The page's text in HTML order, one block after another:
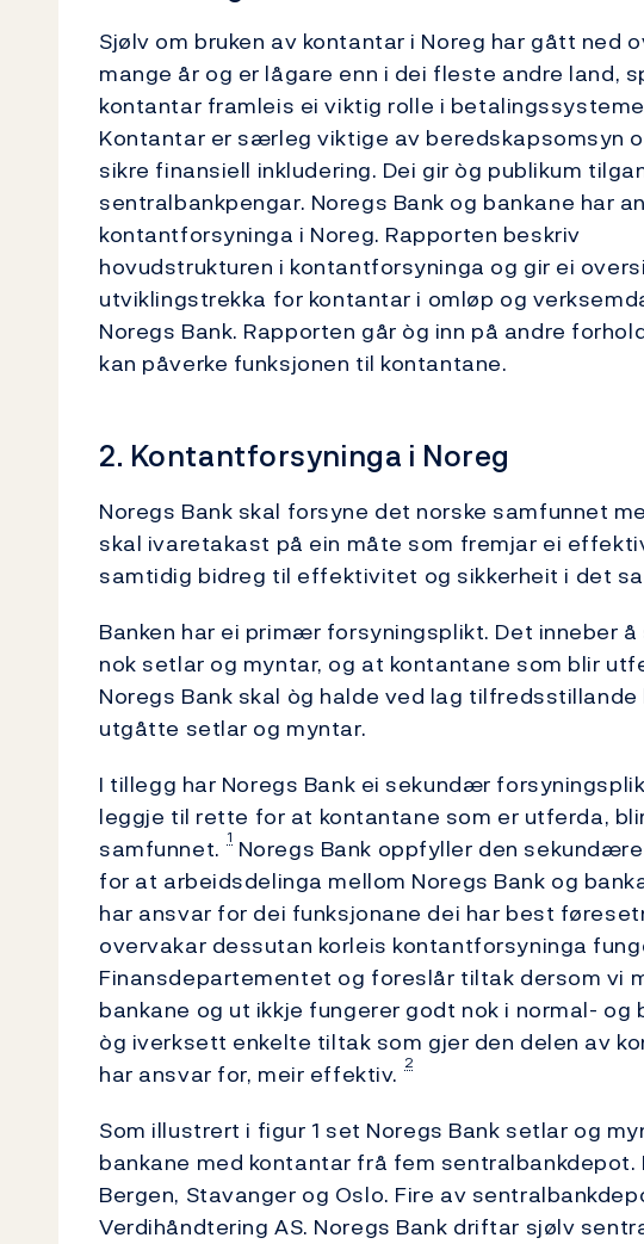
Sjølv om bruken av kontantar i Noreg har gått ned
mange år og er lågare enn i dei fleste andre land,
kontantar framleis ei viktig rolle i
Kontantar er særleg viktige av beredskapsomsyn
sikre finansiell inkludering. Dei gir òg publikum
sentralbankpengar. Noregs Bank og bankane har
kontantforsyninga i Noreg. Rapporten beskriv
hovudstrukturen i kontantforsyninga og gir ei
utviklingstrekka for kontantar i omløp og
Noregs Bank. Rapporten går òg inn på andre
kan påverke funksjonen til kontantane.
2. Kontantforsyninga i Noreg
Noregs Bank skal forsyne det norske samfunnet
skal ivaretakast på ein måte som fremjar ei
samtidig bidreg til effektivitet og sikkerheit i det
Banken har ei primær forsyningsplikt. Det inneber
nok setlar og myntar, og at kontantane som blir
Noregs Bank skal òg halde ved lag
utgåtte setlar og myntar.
I tillegg har Noregs Bank ei sekundær
leggje til rette for at kontantane som er utferda,
samfunnet. 1 Noregs Bank oppfyller den
for at arbeidsdelinga mellom Noregs Bank og
har ansvar for dei funksjonane dei har best
overvakar dessutan korleis kontant­forsyninga
Finansdepartementet og foreslår tiltak dersom vi
bankane og ut ikkje fungerer godt nok i normal-
òg iverksett enkelte tiltak som gjer den delen av
har ansvar for, meir effektiv. 2
Som illustrert i figur 1 set Noregs Bank setlar og
bankane med kontantar frå fem sentralbankdepot.
Bergen, Stavanger og Oslo. Fire av
Verdihåndtering AS. Noregs Bank driftar sjølv